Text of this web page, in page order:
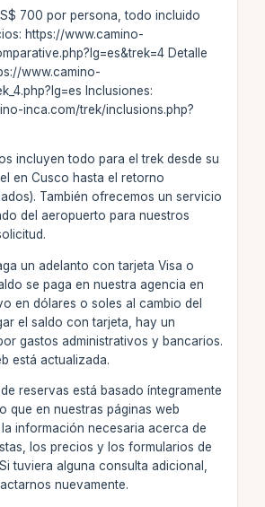
700 por persona, todo incluido
https://www.camino-
Detalle
www.camino-
Inclusiones:
inca.com/trek/inclusions.php?
incluyen todo para el trek desde su
en Cusco hasta el retorno
También ofrecemos un servicio
del aeropuerto para nuestros
un adelanto con tarjeta Visa o
se paga en nuestra agencia en
en dólares o soles al cambio del
el saldo con tarjeta, hay un
gastos administrativos y bancarios.
está actualizada.
reservas está basado íntegramente
que en nuestras páginas web
información necesaria acerca de
los precios y los formularios de
tuviera alguna consulta adicional,
nuevamente.